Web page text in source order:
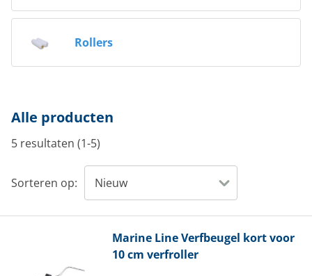
Rollers
Alle producten
5 resultaten (1-5)
Sorteren op:
Marine LineVerfbeugel kort voor
10 cm verfroller